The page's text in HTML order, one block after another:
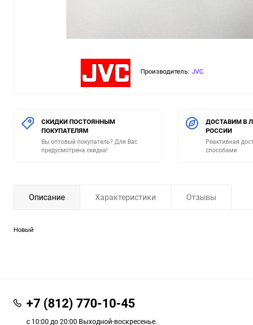
Производитель: JVC
СКИДКИ ПОСТОЯННЫМ
ПОКУПАТЕЛЯМ
Вы оптовый покупатель? Для Вас
предусмотрена скидка!
ДОСТАВИМ В
РОССИИ
Реактивная
способами
Описание Характеристики Отзывы
Новый
+7 (812) 770-10-45
с 10:00 до 20:00 Выходной-воскресенье.